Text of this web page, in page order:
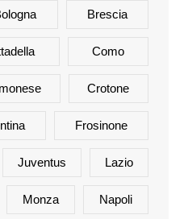
Brescia
Como
Crotone
Frosinone
Juventus Lazio
Monza Napoli